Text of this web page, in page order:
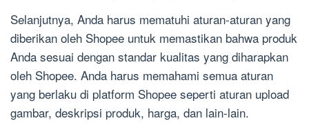
Selanjutnya, Anda harus mematuhi aturan-aturan yang
diberikan oleh Shopee untuk memastikan bahwa produk
Anda sesuai dengan standar kualitas yang diharapkan
oleh Shopee. Anda harus memahami semua aturan
yang berlaku di platform Shopee seperti aturan upload
gambar, deskripsi produk, harga, dan lain-lain.